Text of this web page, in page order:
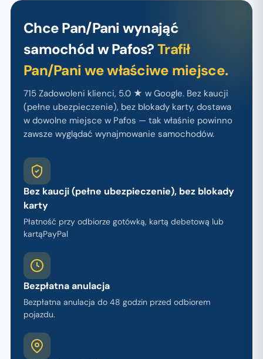
Chce Pan/Pani wynająć
samochód w Pafos?Trafił
Pan/Pani we właściwe miejsce.
715 Zadowoleni klienci, 5.0 ★ w Google. Bez kaucji
(pełne ubezpieczenie), bez blokady karty, dostawa
w dowolne miejsce w Pafos — tak właśnie powinno
zawsze wyglądać wynajmowanie samochodów.
Bez kaucji (pełne ubezpieczenie), bez blokady
karty
Płatność przy odbiorze gotówką, kartą debetową lub
kartąPayPal
Bezpłatna anulacja
Bezpłatna anulacja do 48 godzin przed odbiorem
pojazdu.